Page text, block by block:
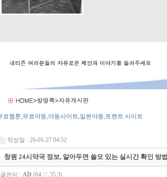
작성일 : 26-01-27 04:52
창원 24시약국 정보, 알아두면 쓸모 있는 실시간 확인 방법
글쓴이 : AD (64.♡.35.3)